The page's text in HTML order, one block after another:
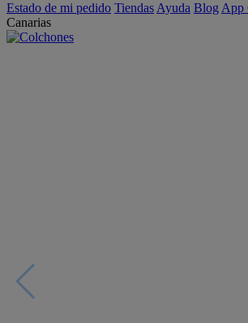
Estado de mi pedido Tiendas Ayuda Blog App
Canarias